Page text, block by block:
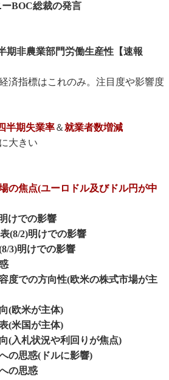
BOC総裁の発言
期非農業部門労働生産性【速報
済指標はこれのみ。注目度や影響度
半期失業率＆就業者数増減
大きい
の焦点(ユーロドル及びドル円が中
けでの影響
(8/2)明けでの影響
3)明けでの影響
度での方向性(欧米の株式市場が主
(欧米が主体)
(米国が主体)
(入札状況や利回りが焦点)
の思惑(ドルに影響)
の思惑